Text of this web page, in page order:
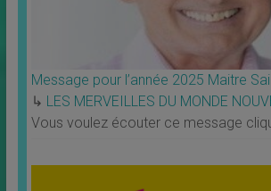
Message pour l’année 2025 Maitre
↳ LES MERVEILLES DU MONDE
Vous voulez écouter ce message